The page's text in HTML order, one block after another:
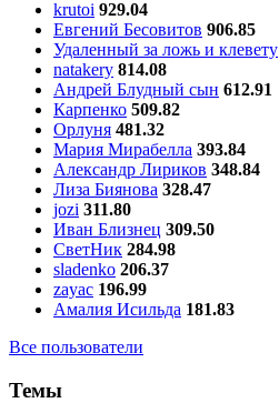
krutoi 929.04
Евгений Бесовитов 906.85
Удаленный за ложь и клевету
natakery 814.08
Андрей Блудный сын 612.91
Карпенко 509.82
Орлуня 481.32
Мария Мирабелла 393.84
Александр Лириков 348.84
Лиза Биянова 328.47
jozi 311.80
Иван Близнец 309.50
СветНик 284.98
sladenko 206.37
zayac 196.99
Амалия Исильда 181.83
Все пользователи
Темы